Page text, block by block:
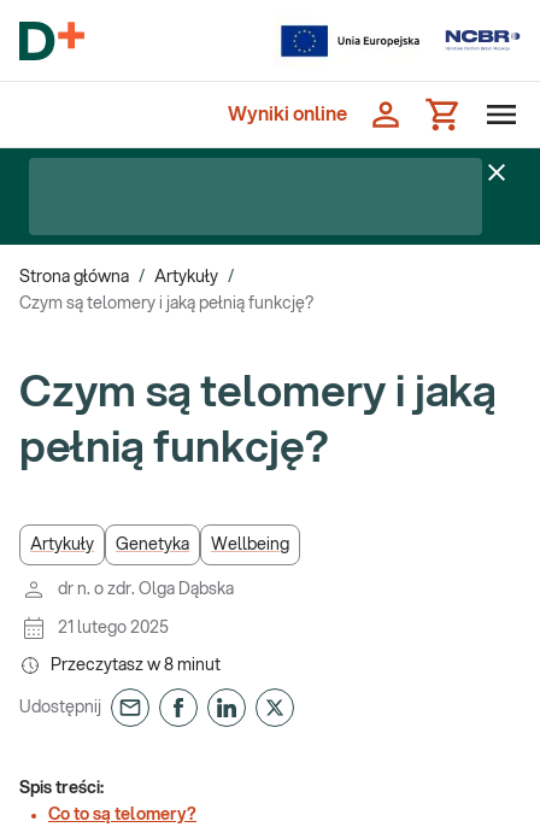
Wyniki online
Strona główna / Artykuły /
Czym są telomery i jaką pełnią funkcję?
Czym są telomery i jaką
pełnią funkcję?
Artykuły Genetyka Wellbeing
dr n. o zdr. Olga Dąbska
21 lutego 2025
Przeczytasz w 8 minut
Udostępnij
Spis treści:
Co to są telomery?